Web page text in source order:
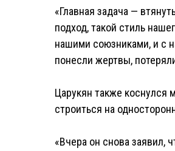
«Главная задача —
подход, такой стиль
нашими союзниками, и с
понесли жертвы,
Царукян также коснулся
строиться на
«Вчера он снова заявил,